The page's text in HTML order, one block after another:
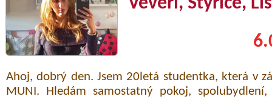
Ahoj, dobrý den. Jsem 20letá studentka, která v
MUNI. Hledám samostatný pokoj,